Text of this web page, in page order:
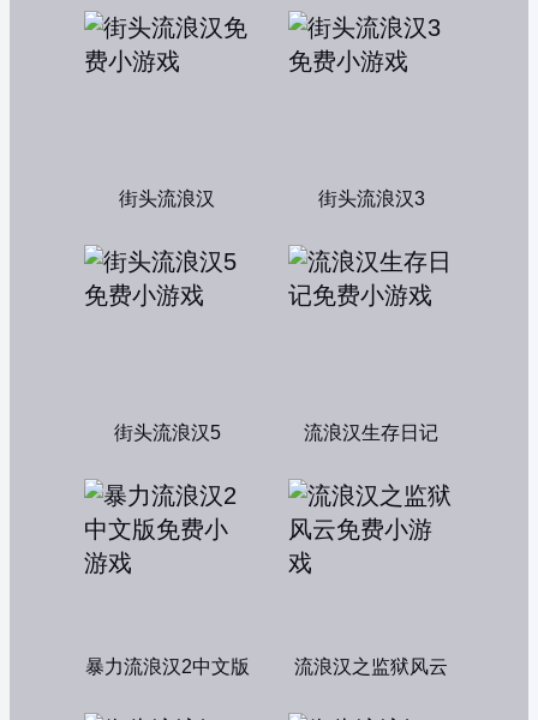
街头流浪汉 街头流浪汉3
街头流浪汉5 流浪汉生存日记
暴力流浪汉2中文版 流浪汉之监狱风云